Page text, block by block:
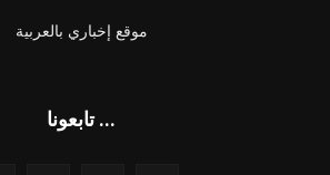
موقع إخباري بالعربية
تابعونا ...